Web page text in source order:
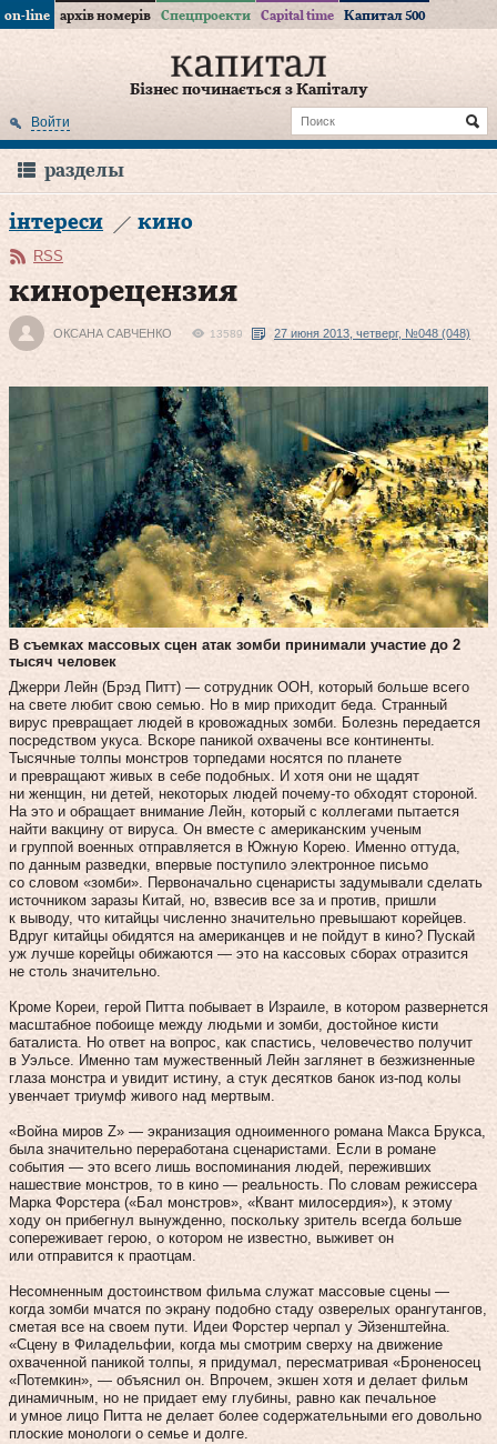
on-line архів номерів Спецпроекти Capital time Капитал 500
Бізнес починається з Капіталу
Войти
разделы
інтереси кино
RSS
кинорецензия
ОКСАНА САВЧЕНКО 13589 27 июня 2013, четверг, №048 (048)
В съемках массовых сцен атак зомби принимали участие до 2
тысяч человек
Джерри Лейн (Брэд Питт) — сотрудник ООН, который больше всего
на свете любит свою семью. Но в мир приходит беда. Странный
вирус превращает людей в кровожадных зомби. Болезнь передается
посредством укуса. Вскоре паникой охвачены все континенты.
Тысячные толпы монстров торпедами носятся по планете
и превращают живых в себе подобных. И хотя они не щадят
ни женщин, ни детей, некоторых людей почему‑то обходят стороной.
На это и обращает внимание Лейн, который с коллегами пытается
найти вакцину от вируса. Он вместе с американским ученым
и группой военных отправляется в Южную Корею. Именно оттуда,
по данным разведки, впервые поступило электронное письмо
со словом «зомби». Первоначально сценаристы задумывали сделать
источником заразы Китай, но, взвесив все за и против, пришли
к выводу, что китайцы численно значительно превышают корейцев.
Вдруг китайцы обидятся на американцев и не пойдут в кино? Пускай
уж лучше корейцы обижаются — это на кассовых сборах отра­зится
не столь значительно.
Кроме Кореи, герой Питта побывает в Израиле, в котором развернется
масштабное побоище между людьми и зомби, достойное кисти
баталиста. Но ответ на вопрос, как спастись, человечество получит
в Уэльсе. Именно там мужественный Лейн заглянет в безжизненные
глаза монстра и увидит истину, а стук десятков банок из‑под колы
увенчает триумф живого над мертвым.
«Война миров Z» — экранизация одноименного романа Макса Брукса,
была значительно переработана сценаристами. Если в романе
события — это всего лишь воспоминания людей, переживших
нашествие монстров, то в кино — реальность. По словам режиссера
Марка Форстера («Бал монстров», «Квант милосердия»), к этому
ходу он прибегнул вынужденно, поскольку зритель всегда больше
сопереживает герою, о котором не известно, выживет он
или отправится к праотцам.
Несомненным достоинством фильма служат массовые сцены —
когда зомби мчатся по экрану подобно стаду озверелых орангутангов,
сметая все на своем пути. Идеи Форстер черпал у Эйзенштейна.
«Сцену в Филадельфии, когда мы смотрим сверху на движение
охваченной паникой толпы, я придумал, пересматривая «Броненосец
«Потемкин», — объяснил он. Впрочем, экшен хотя и делает фильм
динамичным, но не придает ему глубины, равно как печальное
и умное лицо Питта не делает более содержательными его довольно
плоские монологи о семье и долге.